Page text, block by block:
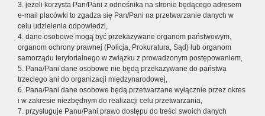
3. jeżeli korzysta Pan/Pani z odnośnika na stronie będącego adresem
e-mail placówki to zgadza się Pan/Pani na przetwarzanie danych w
celu udzielenia odpowiedzi,
4. dane osobowe mogą być przekazywane organom państwowym,
organom ochrony prawnej (Policja, Prokuratura, Sąd) lub organom
samorządu terytorialnego w związku z prowadzonym postępowaniem,
5. Pana/Pani dane osobowe nie będą przekazywane do państwa
trzeciego ani do organizacji międzynarodowej,
6. Pana/Pani dane osobowe będą przetwarzane wyłącznie przez okres
i w zakresie niezbędnym do realizacji celu przetwarzania,
7. przysługuje Panu/Pani prawo dostępu do treści swoich danych